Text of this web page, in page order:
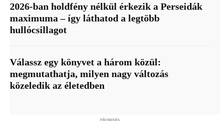
2026-ban holdfény nélkül érkezik a Perseidák
maximuma – így láthatod a legtöbb
hullócsillagot
Válassz egy könyvet a három közül:
megmutathatja, milyen nagy változás
közeledik az életedben
Hirdetés